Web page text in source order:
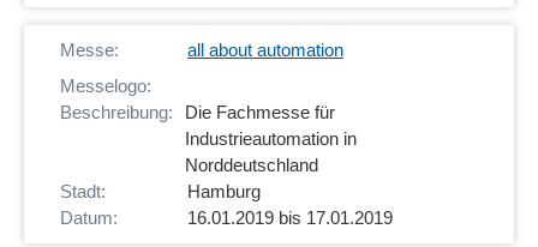
all about automation
Die Fachmesse für
Industrieautomation in
Norddeutschland
Hamburg
16.01.2019 bis 17.01.2019